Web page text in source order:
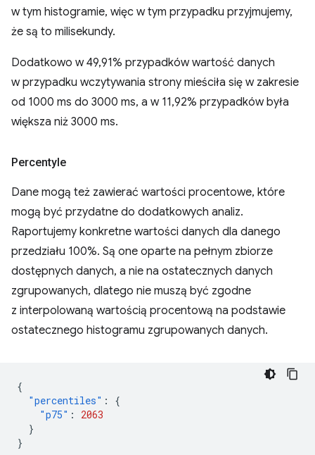
w tym histogramie, więc w tym przypadku przyjmujemy,
że są to milisekundy.
Dodatkowo w 49,91% przypadków wartość danych
w przypadku wczytywania strony mieściła się w zakresie
od 1000 ms do 3000 ms, a w 11,92% przypadków była
większa niż 3000 ms.
Percentyle
Dane mogą też zawierać wartości procentowe, które
mogą być przydatne do dodatkowych analiz.
Raportujemy konkretne wartości danych dla danego
przedziału 100%. Są one oparte na pełnym zbiorze
dostępnych danych, a nie na ostatecznych danych
zgrupowanych, dlatego nie muszą być zgodne
z interpolowaną wartością procentową na podstawie
ostatecznego histogramu zgrupowanych danych.
{
"percentiles" :
{
"p75" :
2063
}
}